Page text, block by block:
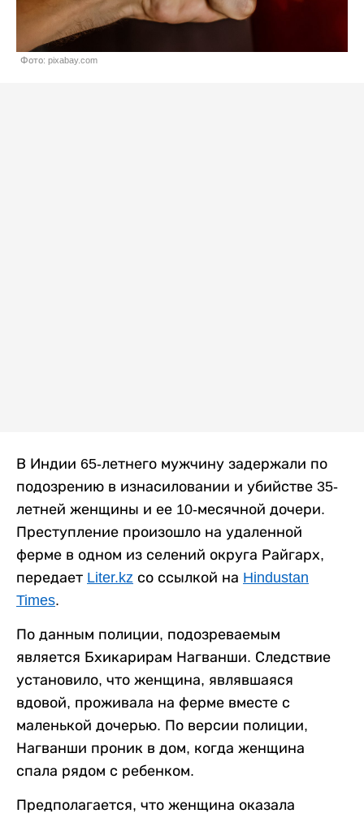
Фото: pixabay.com
В Индии 65-летнего мужчину задержали по
подозрению в изнасиловании и убийстве 35-
летней женщины и ее 10-месячной дочери.
Преступление произошло на удаленной
ферме в одном из селений округа Райгарх,
передает Liter.kz со ссылкой на Hindustan
Times.
По данным полиции, подозреваемым
является Бхикарирам Нагванши. Следствие
установило, что женщина, являвшаяся
вдовой, проживала на ферме вместе с
маленькой дочерью. По версии полиции,
Нагванши проник в дом, когда женщина
спала рядом с ребенком.
Предполагается, что женщина оказала